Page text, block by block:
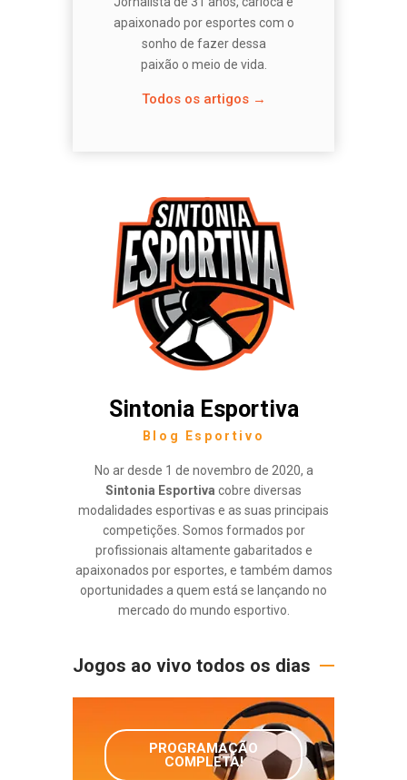
apaixonado por esportes com o
sonho de fazer dessa
paixão o meio de vida.
Todos os artigos →
Sintonia Esportiva
Blog Esportivo
No ar desde 1 de novembro de 2020, a
Sintonia Esportiva cobre diversas
modalidades esportivas e as suas principais
competições. Somos formados por
profissionais altamente gabaritados e
apaixonados por esportes, e também damos
oportunidades a quem está se lançando no
mercado do mundo esportivo.
Jogos ao vivo todos os dias
PROGRAMAÇÃO
COMPLETA!